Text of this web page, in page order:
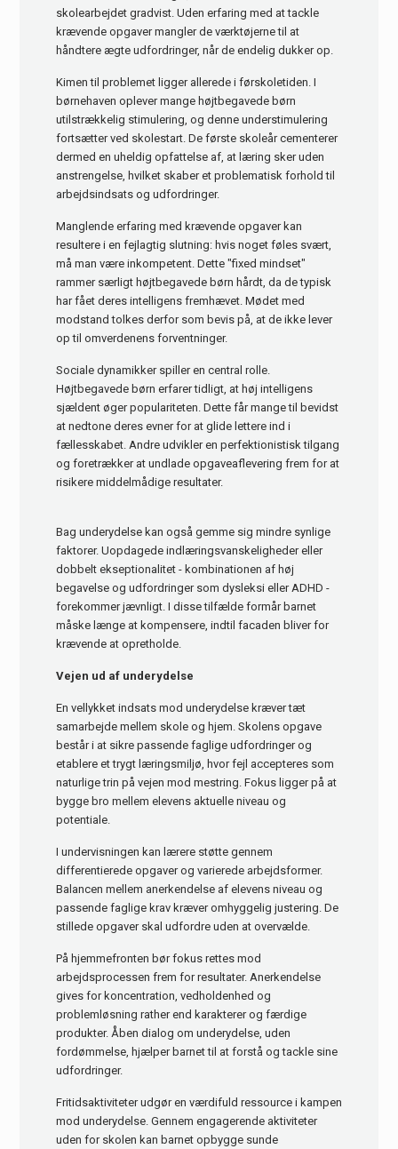
skolearbejdet gradvist. Uden erfaring med at tackle
krævende opgaver mangler de værktøjerne til at
håndtere ægte udfordringer, når de endelig dukker op.
Kimen til problemet ligger allerede i førskoletiden. I
børnehaven oplever mange højtbegavede børn
utilstrækkelig stimulering, og denne understimulering
fortsætter ved skolestart. De første skoleår cementerer
dermed en uheldig opfattelse af, at læring sker uden
anstrengelse, hvilket skaber et problematisk forhold til
arbejdsindsats og udfordringer.
Manglende erfaring med krævende opgaver kan
resultere i en fejlagtig slutning: hvis noget føles svært,
må man være inkompetent. Dette "fixed mindset"
rammer særligt højtbegavede børn hårdt, da de typisk
har fået deres intelligens fremhævet. Mødet med
modstand tolkes derfor som bevis på, at de ikke lever
op til omverdenens forventninger.
Sociale dynamikker spiller en central rolle.
Højtbegavede børn erfarer tidligt, at høj intelligens
sjældent øger populariteten. Dette får mange til bevidst
at nedtone deres evner for at glide lettere ind i
fællesskabet. Andre udvikler en perfektionistisk tilgang
og foretrækker at undlade opgaveaflevering frem for at
risikere middelmådige resultater.
Bag underydelse kan også gemme sig mindre synlige
faktorer. Uopdagede indlæringsvanskeligheder eller
dobbelt ekseptionalitet - kombinationen af høj
begavelse og udfordringer som dysleksi eller ADHD -
forekommer jævnligt. I disse tilfælde formår barnet
måske længe at kompensere, indtil facaden bliver for
krævende at opretholde.
Vejen ud af underydelse
En vellykket indsats mod underydelse kræver tæt
samarbejde mellem skole og hjem. Skolens opgave
består i at sikre passende faglige udfordringer og
etablere et trygt læringsmiljø, hvor fejl accepteres som
naturlige trin på vejen mod mestring. Fokus ligger på at
bygge bro mellem elevens aktuelle niveau og
potentiale.
I undervisningen kan lærere støtte gennem
differentierede opgaver og varierede arbejdsformer.
Balancen mellem anerkendelse af elevens niveau og
passende faglige krav kræver omhyggelig justering. De
stillede opgaver skal udfordre uden at overvælde.
På hjemmefronten bør fokus rettes mod
arbejdsprocessen frem for resultater. Anerkendelse
gives for koncentration, vedholdenhed og
problemløsning rather end karakterer og færdige
produkter. Åben dialog om underydelse, uden
fordømmelse, hjælper barnet til at forstå og tackle sine
udfordringer.
Fritidsaktiviteter udgør en værdifuld ressource i kampen
mod underydelse. Gennem engagerende aktiviteter
uden for skolen kan barnet opbygge sunde